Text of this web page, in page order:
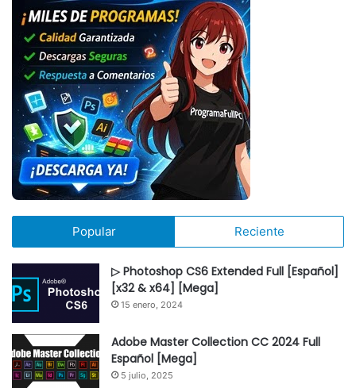
Popular Reciente
▷ Photoshop CS6 Extended Full [Español]
[x32 & x64] [Mega]
15 enero, 2024
Adobe Master Collection CC 2024 Full
Español [Mega]
5 julio, 2025